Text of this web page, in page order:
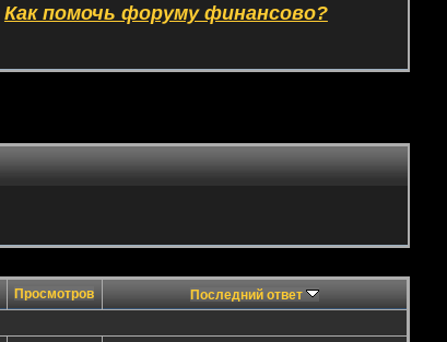
Как помочь форуму финансово?
Просмотров Последний ответ